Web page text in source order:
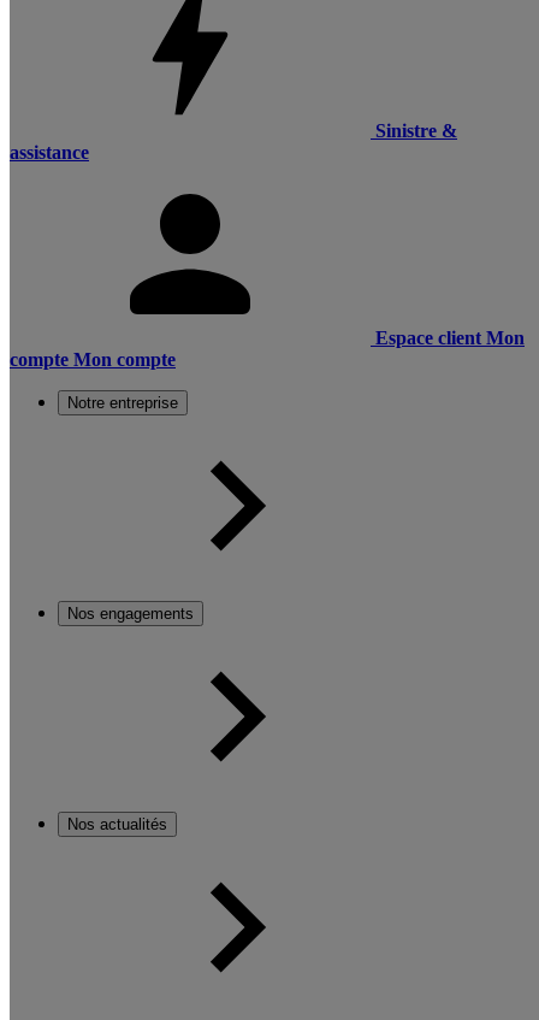
Sinistre &
assistance
Espace client Mon
compte Mon compte
Notre entreprise
Nos engagements
Nos actualités